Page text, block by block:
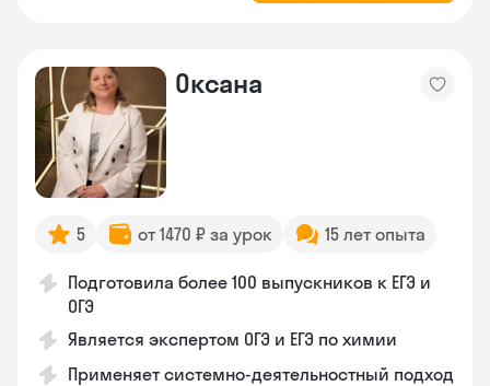
Оксана
5 от 1470 ₽ за урок 15 лет опыта
Подготовила более 100 выпускников к ЕГЭ и
ОГЭ
Является экспертом ОГЭ и ЕГЭ по химии
Применяет системно-деятельностный подход